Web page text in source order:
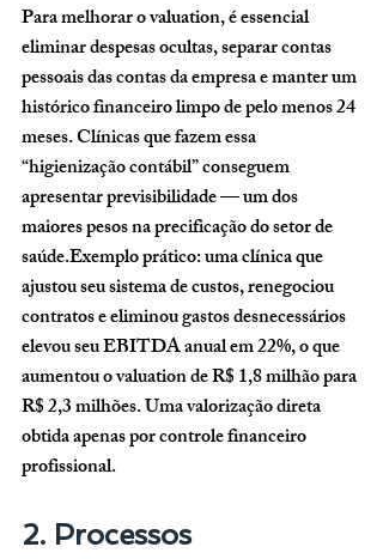
Para melhorar o valuation, é essencial
eliminar despesas ocultas, separar contas
pessoais das contas da empresa e manter um
histórico financeiro limpo de pelo menos 24
meses. Clínicas que fazem essa
“higienização contábil” conseguem
apresentar previsibilidade — um dos
maiores pesos na precificação do setor de
saúde.Exemplo prático: uma clínica que
ajustou seu sistema de custos, renegociou
contratos e eliminou gastos desnecessários
elevou seu EBITDA anual em 22%, o que
aumentou o valuation de R$ 1,8 milhão para
R$ 2,3 milhões. Uma valorização direta
obtida apenas por controle financeiro
profissional.
2. Processos